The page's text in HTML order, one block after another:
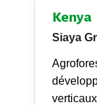
Kenya
Siaya